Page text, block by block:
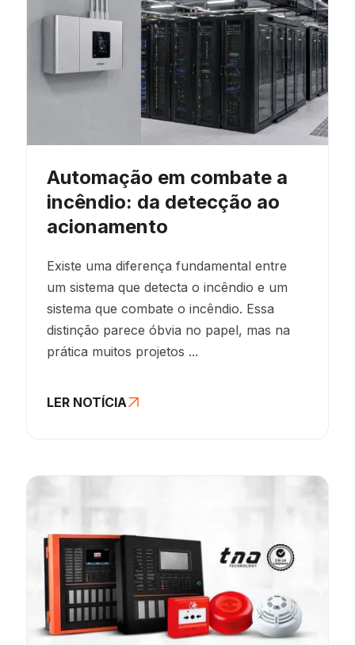
Automação em combate a
incêndio: da detecção ao
acionamento
Existe uma diferença fundamental entre
um sistema que detecta o incêndio e um
sistema que combate o incêndio. Essa
distinção parece óbvia no papel, mas na
prática muitos projetos ...
LER NOTÍCIA